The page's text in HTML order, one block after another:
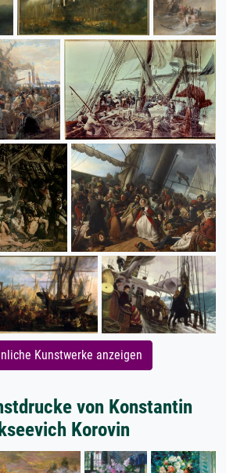
Kunstwerke anzeigen
von Konstantin
Korovin